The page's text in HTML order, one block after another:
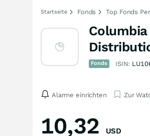
Startseite Fonds Top Fonds
Fonds ISIN:
Alarme einrichten Zur
10,32 USD